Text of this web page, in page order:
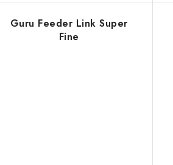
Guru Feeder Link Super
Fine